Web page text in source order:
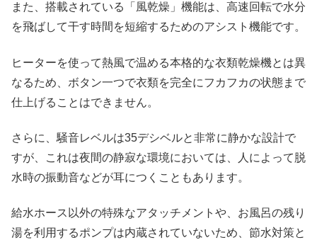
また、搭載されている「風乾燥」機能は、高速回転で水分
を飛ばして干す時間を短縮するためのアシスト機能です。
ヒーターを使って熱風で温める本格的な衣類乾燥機とは異
なるため、ボタン一つで衣類を完全にフカフカの状態まで
仕上げることはできません。
さらに、騒音レベルは35デシベルと非常に静かな設計で
すが、これは夜間の静寂な環境においては、人によって脱
水時の振動音などが耳につくこともあります。
給水ホース以外の特殊なアタッチメントや、お風呂の残り
湯を利用するポンプは内蔵されていないため、節水対策と